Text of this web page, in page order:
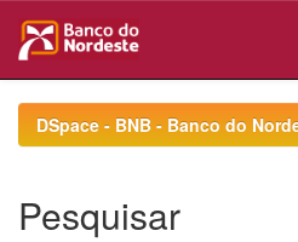
navigationDSpace - BNB - Banco do
Pesquisar